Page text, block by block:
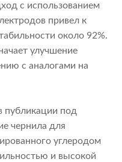
с использованием
привел к
около 92%.
улучшение
с аналогами на
публикации под
чернила для
углеродом
и высокой